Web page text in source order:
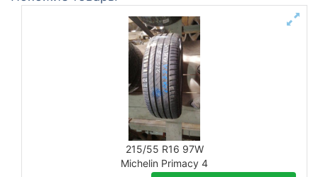
215/55 R16 97W
Michelin Primacy 4